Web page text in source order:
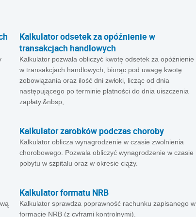
Kalkulator odsetek za opóźnienie w
transakcjach handlowych
Kalkulator pozwala obliczyć kwotę odsetek za opóźnienie
w transakcjach handlowych, biorąc pod uwagę kwotę
zobowiązania oraz ilość dni zwłoki, licząc od dnia
następującego po terminie płatności do dnia uiszczenia
zapłaty.&nbsp;
Kalkulator zarobków podczas choroby
Kalkulator oblicza wynagrodzenie w czasie zwolnienia
chorobowego. Pozwala obliczyć wynagrodzenie w czasie
pobytu w szpitalu oraz w okresie ciąży.
Kalkulator formatu NRB
Kalkulator sprawdza poprawność rachunku zapisanego w
formacie NRB (z cyframi kontrolnymi).